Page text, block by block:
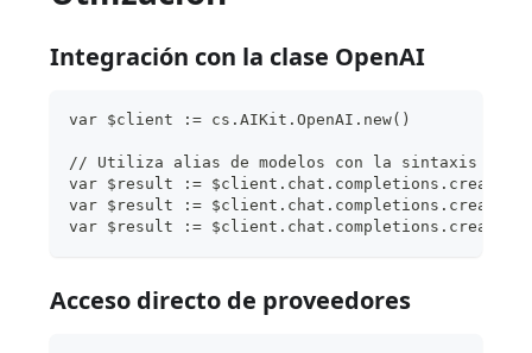
Integración con la clase OpenAI
var $client := cs.AIKit.OpenAI.new()
// Utiliza alias de modelos con la sintaxis
var $result :=
var $result :=
var $result :=
Acceso directo de proveedores